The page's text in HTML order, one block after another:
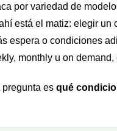
por variedad de
está el matiz: elegir un
espera o condiciones
monthly u on demand,
pregunta es qué